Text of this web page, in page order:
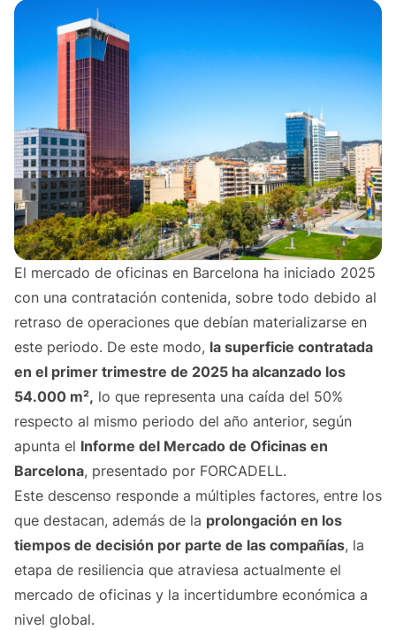
El mercado de oficinas en Barcelona ha iniciado 2025
con una contratación contenida, sobre todo debido al
retraso de operaciones que debían materializarse en
este periodo. De este modo, la superficie contratada
en el primer trimestre de 2025 ha alcanzado los
54.000 m², lo que representa una caída del 50%
respecto al mismo periodo del año anterior, según
apunta el Informe del Mercado de Oficinas en
Barcelona, presentado por FORCADELL.
Este descenso responde a múltiples factores, entre los
que destacan, además de la prolongación en los
tiempos de decisión por parte de las compañías, la
etapa de resiliencia que atraviesa actualmente el
mercado de oficinas y la incertidumbre económica a
nivel global.